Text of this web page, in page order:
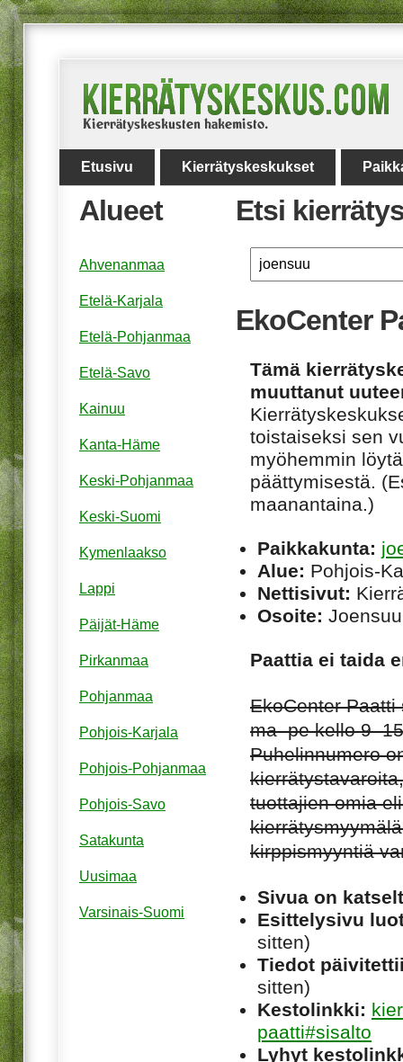
Etusivu Kierrätyskeskukset
Etsi
EkoCenter
Tämä
muuttanut
toistaiseksi sen
myöhemmin
päättymisestä.
maanantaina.)
Paikkakunta:
Alue: Pohjois-
Nettisivut:
Osoite:
Paattia ei taida
EkoCenter
ma–pe kello
Puhelinnumero
tuottajien omia
kirppismyyntiä
Sivua on
Esittelysivu
sitten)
Tiedot
sitten)
Kestolinkki:
paatti#sisalto
Lyhyt
Alueet
Ahvenanmaa
Etelä-Karjala
Etelä-Pohjanmaa
Etelä-Savo
Kainuu
Kanta-Häme
Keski-Pohjanmaa
Keski-Suomi
Kymenlaakso
Lappi
Päijät-Häme
Pirkanmaa
Pohjanmaa
Pohjois-Karjala
Pohjois-Pohjanmaa
Pohjois-Savo
Satakunta
Uusimaa
Varsinais-Suomi